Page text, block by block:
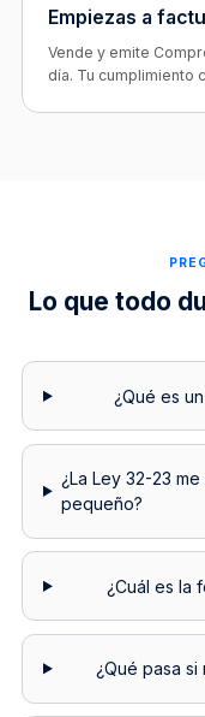
Empiezas a
Vende y emite
día. Tu cumplimiento
Lo que todo
¿Qué es
¿La Ley 32-23
pequeño?
¿Cuál es la
¿Qué pasa